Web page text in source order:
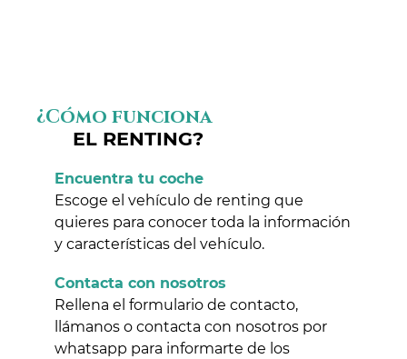
¿Cómo funciona
EL RENTING?
Encuentra tu coche
Escoge el vehículo de renting que
quieres para conocer toda la información
y características del vehículo.
Contacta con nosotros
Rellena el formulario de contacto,
llámanos o contacta con nosotros por
whatsapp para informarte de los